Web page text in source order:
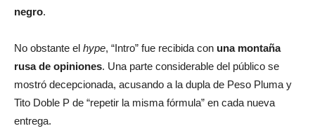
negro.
No obstante el hype, “Intro” fue recibida con una montaña
rusa de opiniones. Una parte considerable del público se
mostró decepcionada, acusando a la dupla de Peso Pluma y
Tito Doble P de “repetir la misma fórmula” en cada nueva
entrega.